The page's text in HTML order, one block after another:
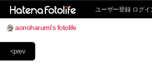
ユーザー登録 ログイ
aonoharumi's fotolife
<prev